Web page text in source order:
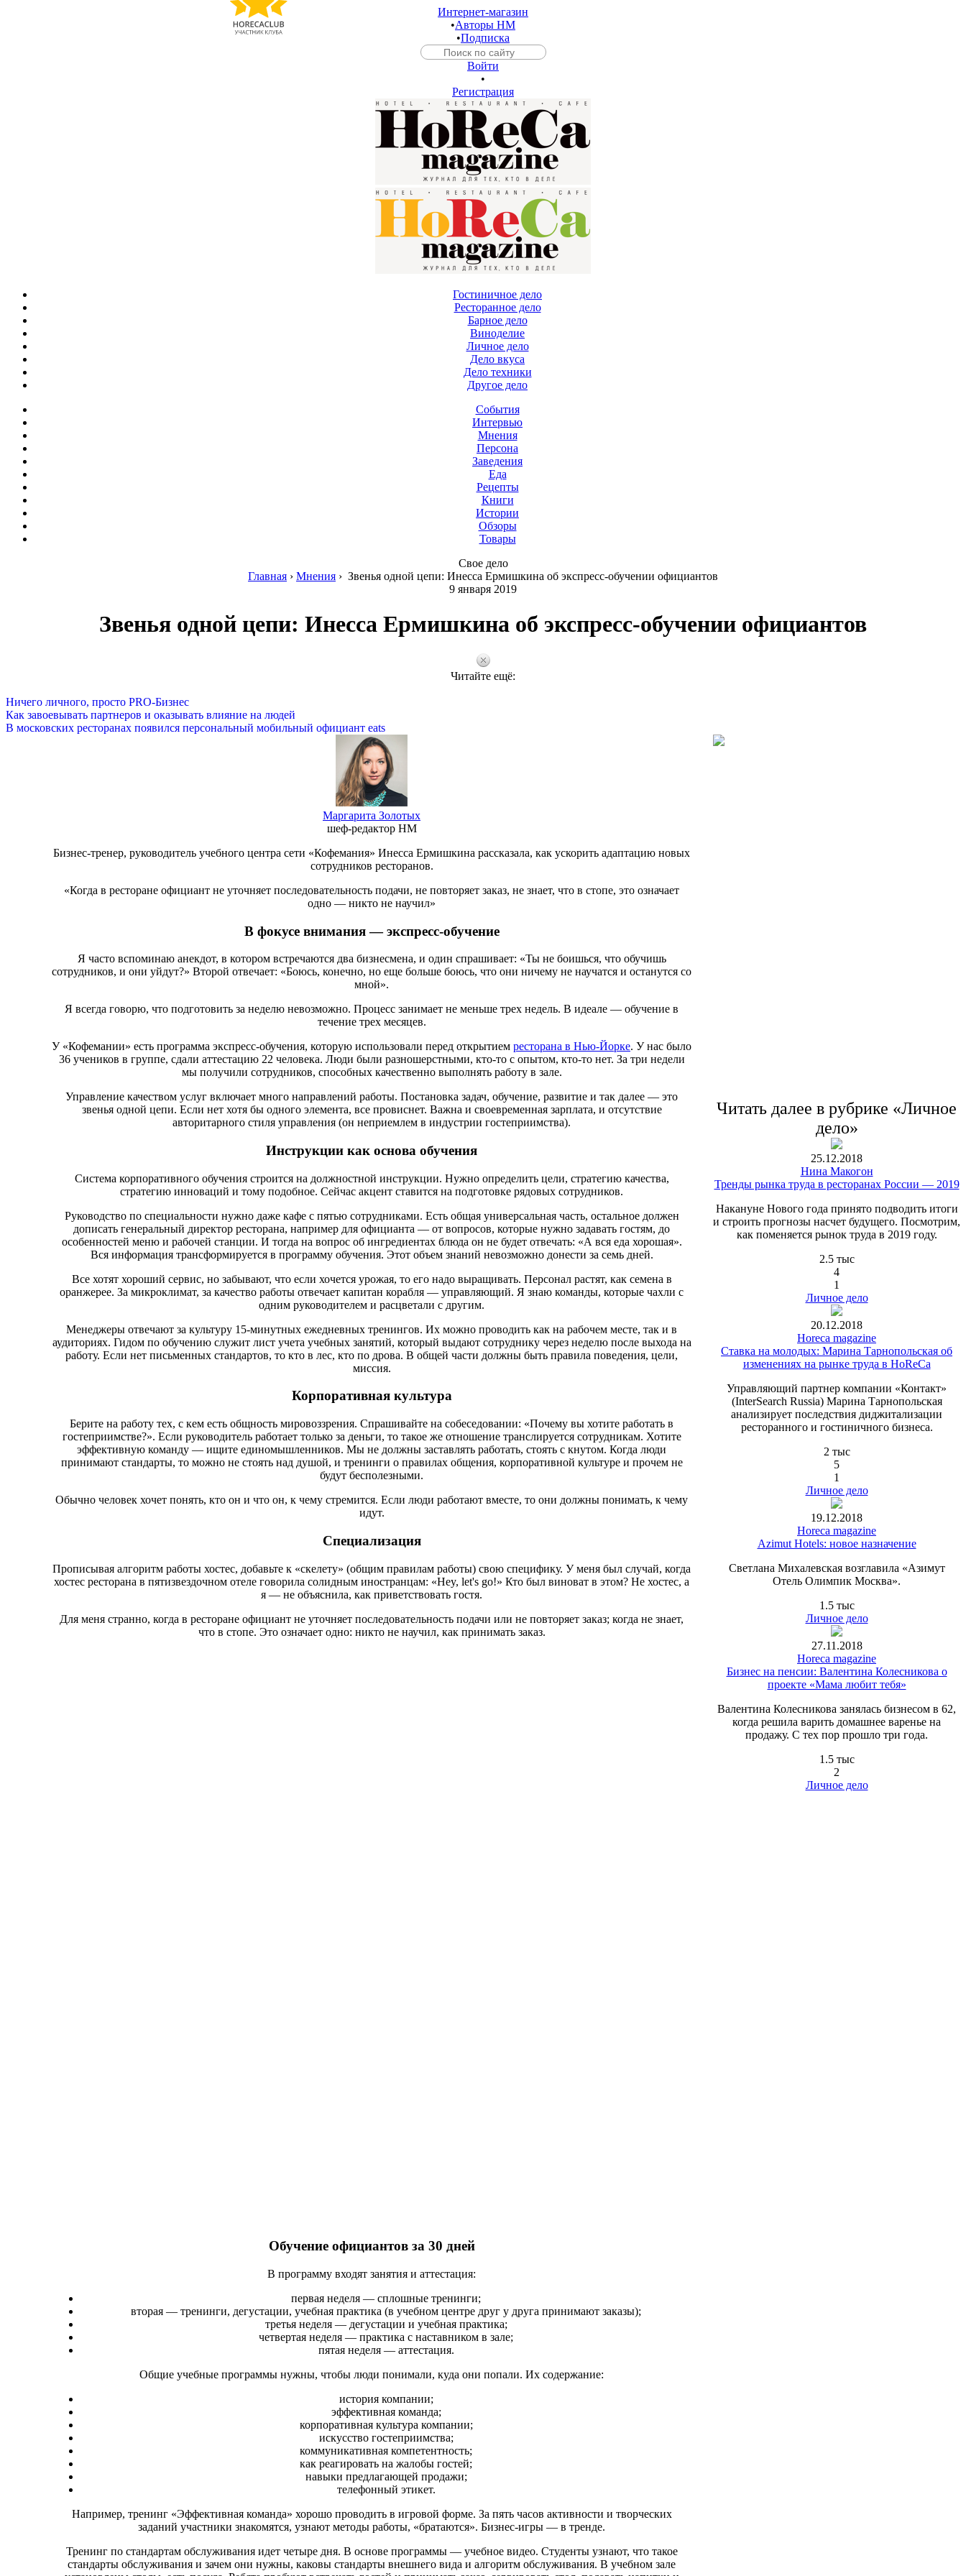
Интернет-магазин
•Авторы HM
•Подписка
Войти
•
Регистрация
Гостиничное дело
Ресторанное дело
Барное дело
Виноделие
Личное дело
Дело вкуса
Дело техники
Другое дело
События
Интервью
Мнения
Персона
Заведения
Еда
Рецепты
Книги
Истории
Обзоры
Товары
Свое дело
Главная › Мнения › Звенья одной цепи: Инесса Ермишкина об экспресс-обучении официантов
9 января 2019
Звенья одной цепи: Инесса Ермишкина об экспресс-обучении официантов
Читайте ещё:
Ничего личного, просто PRO-Бизнес
Как завоевывать партнеров и оказывать влияние на людей
В московских ресторанах появился персональный мобильный официант eats
Маргарита Золотых
шеф-редактор HM
Бизнес-тренер, руководитель учебного центра сети «Кофемания» Инесса Ермишкина рассказала, как ускорить адаптацию новых
сотрудников ресторанов.
«Когда в ресторане официант не уточняет последовательность подачи, не повторяет заказ, не знает, что в стопе, это означает
одно — никто не научил»
В фокусе внимания — экспресс-обучение
Я часто вспоминаю анекдот, в котором встречаются два бизнесмена, и один спрашивает: «Ты не боишься, что обучишь
сотрудников, и они уйдут?» Второй отвечает: «Боюсь, конечно, но еще больше боюсь, что они ничему не научатся и останутся со
мной».
Я всегда говорю, что подготовить за неделю невозможно. Процесс занимает не меньше трех недель. В идеале — обучение в
течение трех месяцев.
У «Кофемании» есть программа экспресс-обучения, которую использовали перед открытием ресторана в Нью-Йорке. У нас было
36 учеников в группе, сдали аттестацию 22 человека. Люди были разношерстными, кто-то с опытом, кто-то нет. За три недели
мы получили сотрудников, способных качественно выполнять работу в зале.
Управление качеством услуг включает много направлений работы. Постановка задач, обучение, развитие и так далее — это
звенья одной цепи. Если нет хотя бы одного элемента, все провиснет. Важна и своевременная зарплата, и отсутствие
авторитарного стиля управления (он неприемлем в индустрии гостеприимства).
Инструкции как основа обучения
Система корпоративного обучения строится на должностной инструкции. Нужно определить цели, стратегию качества,
стратегию инноваций и тому подобное. Сейчас акцент ставится на подготовке рядовых сотрудников.
Руководство по специальности нужно даже кафе с пятью сотрудниками. Есть общая универсальная часть, остальное должен
дописать генеральный директор ресторана, например для официанта — от вопросов, которые нужно задавать гостям, до
особенностей меню и рабочей станции. И тогда на вопрос об ингредиентах блюда он не будет отвечать: «А вся еда хорошая».
Вся информация трансформируется в программу обучения. Этот объем знаний невозможно донести за семь дней.
Все хотят хороший сервис, но забывают, что если хочется урожая, то его надо выращивать. Персонал растят, как семена в
оранжерее. За микроклимат, за качество работы отвечает капитан корабля — управляющий. Я знаю команды, которые чахли с
одним руководителем и расцветали с другим.
Менеджеры отвечают за культуру 15-минутных ежедневных тренингов. Их можно проводить как на рабочем месте, так и в
аудиториях. Гидом по обучению служит лист учета учебных занятий, который выдают сотруднику через неделю после выхода на
работу. Если нет письменных стандартов, то кто в лес, кто по дрова. В общей части должны быть правила поведения, цели,
миссия.
Корпоративная культура
Берите на работу тех, с кем есть общность мировоззрения. Спрашивайте на собеседовании: «Почему вы хотите работать в
гостеприимстве?». Если руководитель работает только за деньги, то такое же отношение транслируется сотрудникам. Хотите
эффективную команду — ищите единомышленников. Мы не должны заставлять работать, стоять с кнутом. Когда люди
принимают стандарты, то можно не стоять над душой, и тренинги о правилах общения, корпоративной культуре и прочем не
будут бесполезными.
Обычно человек хочет понять, кто он и что он, к чему стремится. Если люди работают вместе, то они должны понимать, к чему
идут.
Специализация
Прописывая алгоритм работы хостес, добавьте к «скелету» (общим правилам работы) свою специфику. У меня был случай, когда
хостес ресторана в пятизвездочном отеле говорила солидным иностранцам: «Hey, let's go!» Кто был виноват в этом? Не хостес, а
я — не объяснила, как приветствовать гостя.
Для меня странно, когда в ресторане официант не уточняет последовательность подачи или не повторяет заказ; когда не знает,
что в стопе. Это означает одно: никто не научил, как принимать заказ.
Обучение официантов за 30 дней
В программу входят занятия и аттестация:
первая неделя — сплошные тренинги;
вторая — тренинги, дегустации, учебная практика (в учебном центре друг у друга принимают заказы);
третья неделя — дегустации и учебная практика;
четвертая неделя — практика с наставником в зале;
пятая неделя — аттестация.
Общие учебные программы нужны, чтобы люди понимали, куда они попали. Их содержание:
история компании;
эффективная команда;
корпоративная культура компании;
искусство гостеприимства;
коммуникативная компетентность;
как реагировать на жалобы гостей;
навыки предлагающей продажи;
телефонный этикет.
Например, тренинг «Эффективная команда» хорошо проводить в игровой форме. За пять часов активности и творческих
заданий участники знакомятся, узнают методы работы, «братаются». Бизнес-игры — в тренде.
Тренинг по стандартам обслуживания идет четыре дня. В основе программы — учебное видео. Студенты узнают, что такое
стандарты обслуживания и зачем они нужны, каковы стандарты внешнего вида и алгоритм обслуживания. В учебном зале
Читать далее в рубрике «Личное
дело»
25.12.2018
Нина Макогон
Тренды рынка труда в ресторанах России — 2019
Накануне Нового года принято подводить итоги
и строить прогнозы насчет будущего. Посмотрим,
как поменяется рынок труда в 2019 году.
2.5 тыс
4
1
Личное дело
20.12.2018
Horeca magazine
Ставка на молодых: Марина Тарнопольская об
изменениях на рынке труда в HoReCa
Управляющий партнер компании «Контакт»
(InterSearch Russia) Марина Тарнопольская
анализирует последствия диджитализации
ресторанного и гостиничного бизнеса.
2 тыс
5
1
Личное дело
19.12.2018
Horeca magazine
Azimut Hotels: новое назначение
Светлана Михалевская возглавила «Азимут
Отель Олимпик Москва».
1.5 тыс
Личное дело
27.11.2018
Horeca magazine
Бизнес на пенсии: Валентина Колесникова о
проекте «Мама любит тебя»
Валентина Колесникова занялась бизнесом в 62,
когда решила варить домашнее варенье на
продажу. С тех пор прошло три года.
1.5 тыс
2
Личное дело